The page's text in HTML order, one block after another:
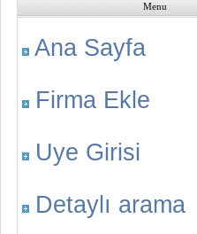
Menu
Ana Sayfa
Firma Ekle
Uye Girisi
Detaylı arama